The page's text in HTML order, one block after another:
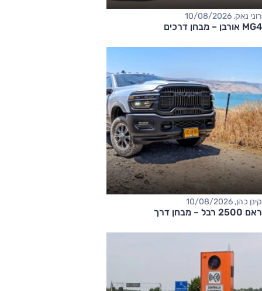
רוני נאק, 10/08/2026
MG4 אורבן – מבחן דרכים
קינן כהן, 10/08/2026
ראם 2500 רבל – מבחן דרך